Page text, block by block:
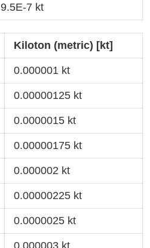
9.5E-7 kt
Kiloton (metric) [kt]
0.000001 kt
0.00000125 kt
0.0000015 kt
0.00000175 kt
0.000002 kt
0.00000225 kt
0.0000025 kt
0.000003 kt